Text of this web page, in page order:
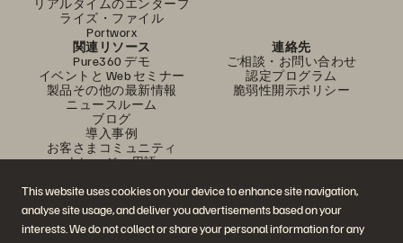
This website uses cookies on your device to enhance site navigation,
analyse site usage, and deliver you advertisements based on your
interests. We do not collect or share your personal information for any
リアルタイムのエンタープ
ライズ・ファイル
Portworx
関連リソース
Pure360 デモ
イベントと Web セミナー
製品その他の最新情報
ニュースルーム
ブログ
導入事例
お客さまコミュニティ
ナレッジ・用語
連絡先
ご相談・お問い合わせ
認定プログラム
脆弱性開示ポリシー
公式 SNS
是非フォローをお願いします！